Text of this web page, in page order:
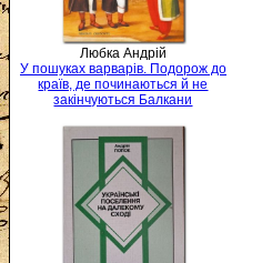
Любка Андрій
У пошуках варварів. Подорож до
країв, де починаються й не
закінчуються Балкани